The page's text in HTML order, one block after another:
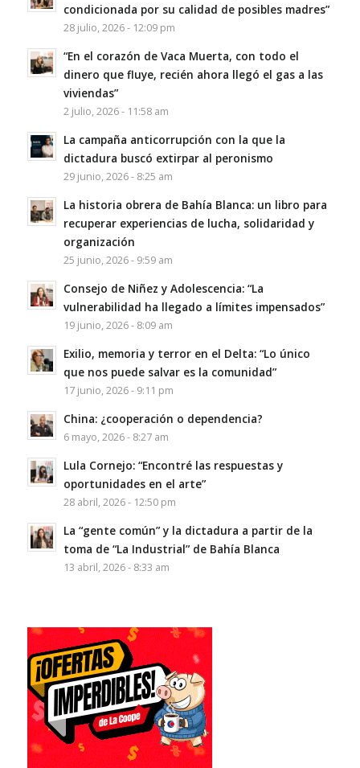
condicionada por su calidad de posibles madres”
28 julio, 2026 - 12:09 pm
“En el corazón de Vaca Muerta, con todo el
dinero que fluye, recién ahora llegó el gas a las
viviendas”
2 julio, 2026 - 11:58 am
La campaña anticorrupción con la que la
dictadura buscó extirpar al peronismo
29 junio, 2026 - 8:25 am
La historia obrera de Bahía Blanca: un libro para
recuperar experiencias de lucha, solidaridad y
organización
25 junio, 2026 - 9:59 am
Consejo de Niñez y Adolescencia: “La
vulnerabilidad ha llegado a límites impensados”
19 junio, 2026 - 8:09 am
Exilio, memoria y terror en el Delta: “Lo único
que nos puede salvar es la comunidad”
17 junio, 2026 - 9:11 pm
China: ¿cooperación o dependencia?
6 mayo, 2026 - 8:27 am
Lula Cornejo: “Encontré las respuestas y
oportunidades en el arte”
28 abril, 2026 - 12:50 pm
La “gente común” y la dictadura a partir de la
toma de “La Industrial” de Bahía Blanca
13 abril, 2026 - 8:33 am